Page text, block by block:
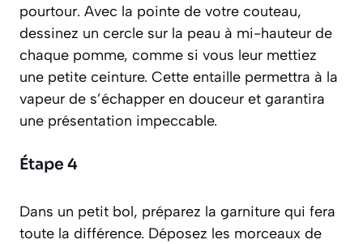
pourtour. Avec la pointe de votre couteau,
dessinez un cercle sur la peau à mi-hauteur de
chaque pomme, comme si vous leur mettiez
une petite ceinture. Cette entaille permettra à la
vapeur de s’échapper en douceur et garantira
une présentation impeccable.
Étape 4
Dans un petit bol, préparez la garniture qui fera
toute la différence. Déposez les morceaux de